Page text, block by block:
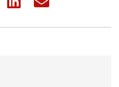
Share
Share